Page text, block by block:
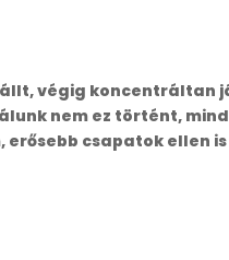
végig koncentráltan
nem ez történt,
csapatok ellen